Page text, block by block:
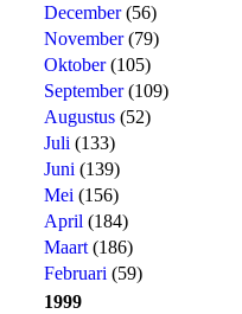
December(56)
November(79)
Oktober(105)
September(109)
Augustus (52)
Juli (133)
Juni (139)
Mei (156)
April (184)
Maart (186)
Februari (59)
1999